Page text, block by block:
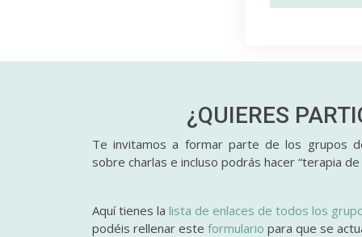
¿QUIERES
Te invitamos a formar parte de los grupos
sobre charlas e incluso podrás hacer “terapia de
Aquí tienes lalista de enlaces de todos los
podéis rellenar este formulario para que se